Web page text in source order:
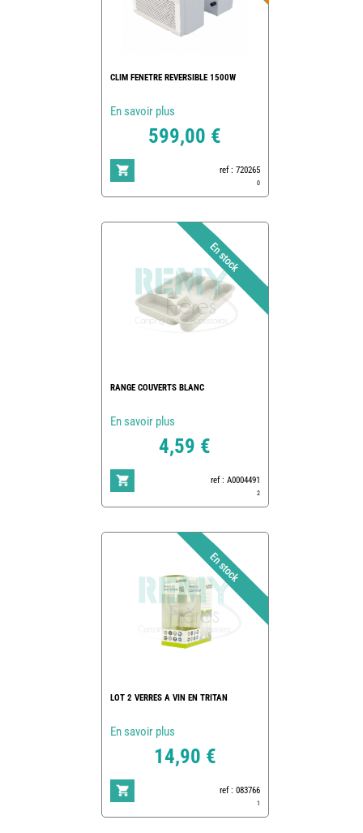
CLIM FENETRE REVERSIBLE 1500W
En savoir plus
599,00 €
ref : 720265
0
RANGE COUVERTS BLANC
En savoir plus
4,59 €
ref : A0004491
2
LOT 2 VERRES A VIN EN TRITAN
En savoir plus
14,90 €
ref : 083766
1